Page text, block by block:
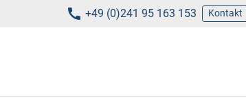
+49 (0)241 95 163 153 Kontakt